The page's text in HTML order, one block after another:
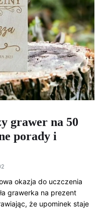
grawer na 50
porady i
okazja do uczczenia
grawerka na prezent
że upominek staje